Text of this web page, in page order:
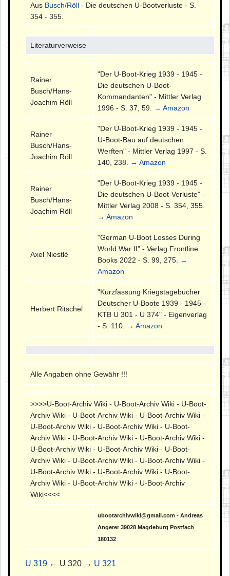
Aus Busch/Röll - Die deutschen U-Bootverluste - S.
354 - 355.
Literaturverweise
Rainer
Busch/Hans-
Joachim Röll
"Der U-Boot-Krieg 1939 - 1945 -
Die deutschen U-Boot-
Kommandanten" - Mittler Verlag
1996 - S. 37, 59.
→ Amazon
Rainer
Busch/Hans-
Joachim Röll
"Der U-Boot-Krieg 1939 - 1945 -
U-Boot-Bau auf deutschen
Werften" - Mittler Verlag 1997 - S.
140, 238.
→ Amazon
Rainer
Busch/Hans-
Joachim Röll
"Der U-Boot-Krieg 1939 - 1945 -
Die deutschen U-Boot-Verluste" -
Mittler Verlag 2008 - S. 354, 355.
→ Amazon
Axel Niestlé
"German U-Boot Losses During
World War II" - Verlag Frontline
Books 2022 - S. 99, 275.
→
Amazon
Herbert Ritschel
"Kurzfassung Kriegstagebücher
Deutscher U-Boote 1939 - 1945 -
KTB U 301 - U 374" - Eigenverlag
- S. 110.
→ Amazon
Alle Angaben ohne Gewähr !!!
>>>>U-Boot-Archiv Wiki - U-Boot-Archiv Wiki - U-Boot-
Archiv Wiki - U-Boot-Archiv Wiki - U-Boot-Archiv Wiki -
U-Boot-Archiv Wiki - U-Boot-Archiv Wiki - U-Boot-
Archiv Wiki - U-Boot-Archiv Wiki - U-Boot-Archiv Wiki -
U-Boot-Archiv Wiki - U-Boot-Archiv Wiki - U-Boot-
Archiv Wiki - U-Boot-Archiv Wiki - U-Boot-Archiv Wiki -
U-Boot-Archiv Wiki - U-Boot-Archiv Wiki - U-Boot-
Archiv Wiki - U-Boot-Archiv Wiki - U-Boot-Archiv
Wiki<<<<
ubootarchivwiki@gmail.com - Andreas
Angerer 39028 Magdeburg Postfach
180132
U 319 ← U 320 → U 321